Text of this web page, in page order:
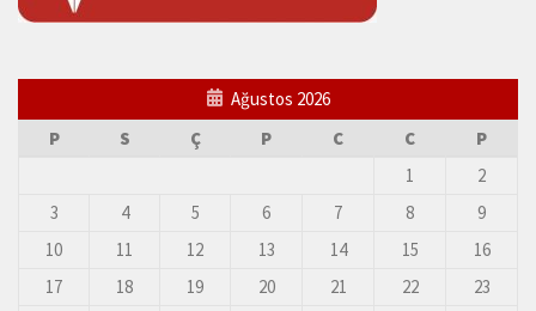
Ağustos 2026
P
S Ç P C C
P
1
2
3
4 5 6 7 8
9
10
11 12 13 14 15
16
17
18 19 20 21 22
23